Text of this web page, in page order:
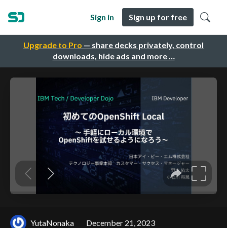
Upgrade to Pro — share decks privately, control
downloads, hide ads and more …
Sign in Sign up for free
YutaNonaka December 21, 2023